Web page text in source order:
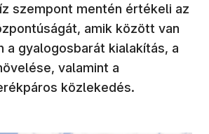
szempont mentén értékeli az
amik között van
a gyalogosbarát kialakítás, a
valamint a
közlekedés.